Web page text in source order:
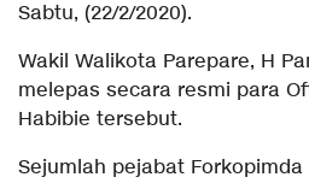
Sabtu, (22/2/2020).
Wakil Walikota Parepare, H
melepas secara resmi para
Habibie tersebut.
Sejumlah pejabat